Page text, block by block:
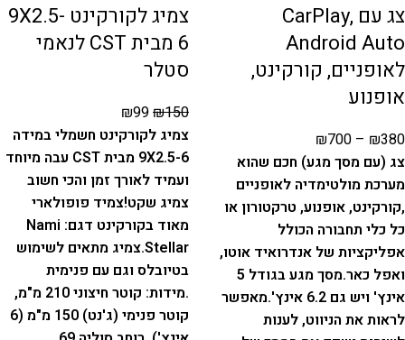
צג עם CarPlay,
Android Auto
לאופניים, קורקינט,
אופנוע
₪380
–
₪700
צג (עם מסך מגע) חכם שהוא
מערכת מולטימדיה לאופניים
,קורקינט, אופנוע, טרקטורון או
כל כלי תחבורה הכולל
אפליקציות של אנדרואיד אוטו,
ואפל כאר.
מסך מגע בגודל 5
אינץ' ויש גם 6.2 אינץ'.
מאפשר
לראות את הניווט, לענות
צמיג לקורקינט 9X2.5-
6 מבית CST לנאמי
סטלר
₪150
₪99
צמיג לקורקינט חשמלי במידה
9X2.5-6 מבית CST עבה מיוחד
ועמיד לאורך זמן והכי חשוב
צמיג שקט!צמיד פופולארי
מאוד בקורקינט דגם: Nami
Stellar.צמיג מתאים לשימוש
בטיובלס וגם עם פנימית
.
מידות: קוטר חיצוני 210 מ"מ,
קוטר פנימי (ג'נט) 150 מ"מ (6